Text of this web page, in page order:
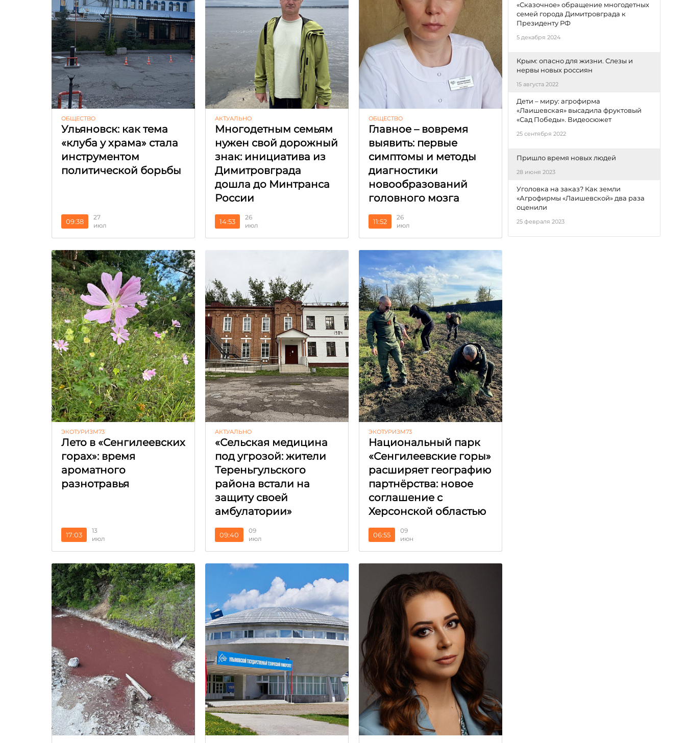
ОБЩЕСТВО
Ульяновск: как тема
«клуба у храма» стала
инструментом
политической борьбы
09:38
27
июл
АКТУАЛЬНО
Многодетным семьям
нужен свой дорожный
знак: инициатива из
Димитровграда
дошла до Минтранса
России
14:53
26
июл
ОБЩЕСТВО
Главное – вовремя
выявить: первые
симптомы и методы
диагностики
новообразований
головного мозга
11:52
26
июл
ЭКОТУРИЗМ73
Лето в «Сенгилеевских
горах»: время
ароматного
разнотравья
17:03
13
июл
АКТУАЛЬНО
«Сельская медицина
под угрозой: жители
Тереньгульского
района встали на
защиту своей
амбулатории»
09:40
09
июл
ЭКОТУРИЗМ73
Национальный парк
«Сенгилеевские горы»
расширяет географию
партнёрства: новое
соглашение с
Херсонской областью
06:55
09
июн
«Сказочное» обращение многодетных
семей города Димитровграда к
Президенту РФ
5 декабря 2024
Крым: опасно для жизни. Слезы и
нервы новых россиян
15 августа 2022
Дети – миру: агрофирма
«Лаишевская» высадила фруктовый
«Сад Победы». Видеосюжет
25 сентября 2022
Пришло время новых людей
28 июня 2023
Уголовка на заказ? Как земли
«Агрофирмы «Лаишевской» два раза
оценили
25 февраля 2023